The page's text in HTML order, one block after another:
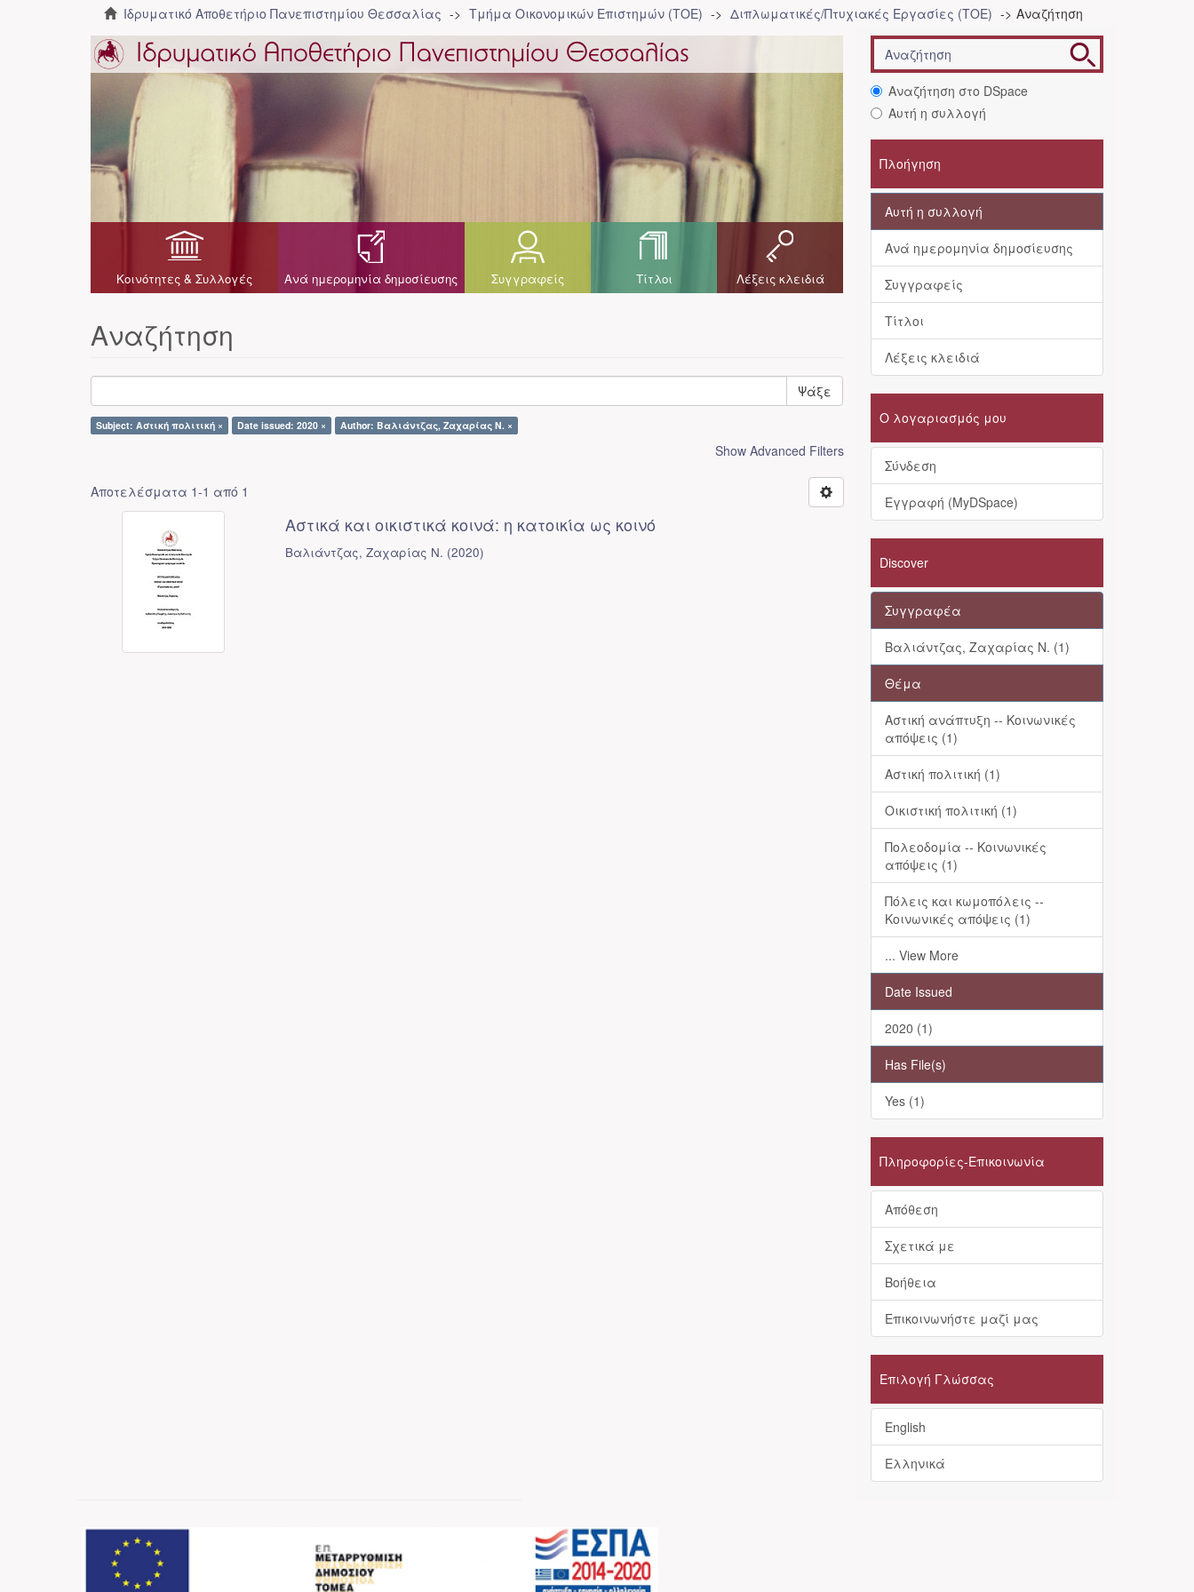
Ιδρυματικό Αποθετήριο Πανεπιστημίου Θεσσαλίας Τμήμα Οικονομικών Επιστημών (ΤΟΕ) Διπλωματικές/Πτυχιακές Εργασίες (ΤΟΕ) Αναζήτηση
Κοινότητες & Συλλογές Ανά ημερομηνία δημοσίευσης Συγγραφείς Τίτλοι Λέξεις κλειδιά
Αναζήτηση
Ψάξε
Subject: Αστική πολιτική × Date issued: 2020 × Author: Βαλιάντζας, Ζαχαρίας Ν. ×
Show Advanced Filters
Αποτελέσματα 1-1 από 1
Αστικά και οικιστικά κοινά: η κατοικία ως κοινό
Βαλιάντζας, Ζαχαρίας Ν. (2020)
Αναζήτηση στο DSpace
Αυτή η συλλογή
Πλοήγηση
Αυτή η συλλογή
Ανά ημερομηνία δημοσίευσης
Συγγραφείς
Τίτλοι
Λέξεις κλειδιά
Ο λογαριασμός μου
Σύνδεση
Εγγραφή (MyDSpace)
Discover
Συγγραφέα
Βαλιάντζας, Ζαχαρίας Ν. (1)
Θέμα
Αστική ανάπτυξη -- Κοινωνικές
απόψεις (1)
Αστική πολιτική (1)
Οικιστική πολιτική (1)
Πολεοδομία -- Κοινωνικές
απόψεις (1)
Πόλεις και κωμοπόλεις --
Κοινωνικές απόψεις (1)
... View More
Date Issued
2020 (1)
Has File(s)
Yes (1)
Πληροφορίες-Επικοινωνία
Απόθεση
Σχετικά με
Βοήθεια
Επικοινωνήστε μαζί μας
Επιλογή Γλώσσας
English
Ελληνικά